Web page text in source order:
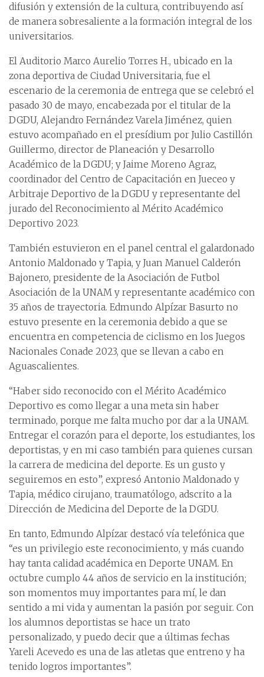
difusión y extensión de la cultura, contribuyendo así
de manera sobresaliente a la formación integral de los
universitarios.
El Auditorio Marco Aurelio Torres H., ubicado en la
zona deportiva de Ciudad Universitaria, fue el
escenario de la ceremonia de entrega que se celebró el
pasado 30 de mayo, encabezada por el titular de la
DGDU, Alejandro Fernández Varela Jiménez, quien
estuvo acompañado en el presídium por Julio Castillón
Guillermo, director de Planeación y Desarrollo
Académico de la DGDU; y Jaime Moreno Agraz,
coordinador del Centro de Capacitación en Jueceo y
Arbitraje Deportivo de la DGDU y representante del
jurado del Reconocimiento al Mérito Académico
Deportivo 2023.
También estuvieron en el panel central el galardonado
Antonio Maldonado y Tapia, y Juan Manuel Calderón
Bajonero, presidente de la Asociación de Futbol
Asociación de la UNAM y representante académico con
35 años de trayectoria. Edmundo Alpízar Basurto no
estuvo presente en la ceremonia debido a que se
encuentra en competencia de ciclismo en los Juegos
Nacionales Conade 2023, que se llevan a cabo en
Aguascalientes.
“Haber sido reconocido con el Mérito Académico
Deportivo es como llegar a una meta sin haber
terminado, porque me falta mucho por dar a la UNAM.
Entregar el corazón para el deporte, los estudiantes, los
deportistas, y en mi caso también para quienes cursan
la carrera de medicina del deporte. Es un gusto y
seguiremos en esto”, expresó Antonio Maldonado y
Tapia, médico cirujano, traumatólogo, adscrito a la
Dirección de Medicina del Deporte de la DGDU.
En tanto, Edmundo Alpízar destacó vía telefónica que
“es un privilegio este reconocimiento, y más cuando
hay tanta calidad académica en Deporte UNAM. En
octubre cumplo 44 años de servicio en la institución;
son momentos muy importantes para mí, le dan
sentido a mi vida y aumentan la pasión por seguir. Con
los alumnos deportistas se hace un trato
personalizado, y puedo decir que a últimas fechas
Yareli Acevedo es una de las atletas que entreno y ha
tenido logros importantes”.